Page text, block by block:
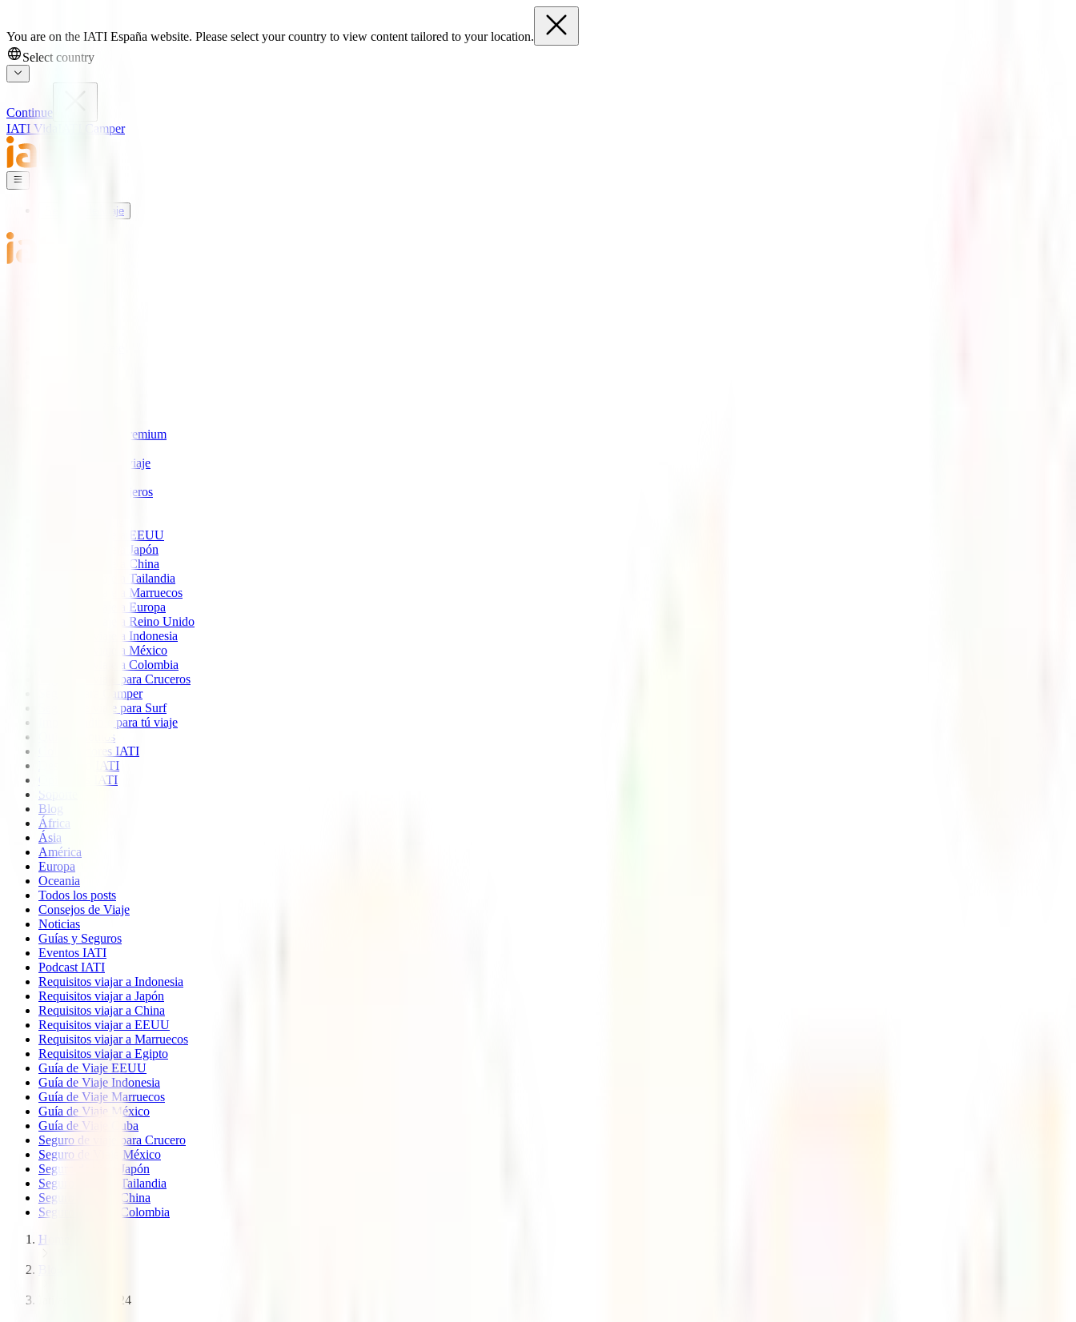
You are on the IATI España website. Please select your country to view content tailored to your location.
Select country
Continue
IATI Vida
IATI Camper
Seguros de Viaje
IATI Anulación Premium
IATI Anual Multiviaje
IATI Grandes Viajeros
Seguro de viaje a EEUU
Seguro de viaje a Japón
Seguro de viaje a China
Seguro de viaje a Tailandia
Seguro de viaje a Marruecos
Seguro de viaje a Europa
Seguro de viaje a Reino Unido
Seguro de viaje a Indonesia
Seguro de viaje a México
Seguro de viaje a Colombia
Seguro de viaje para Cruceros
Seguro para Camper
Seguro de viaje para Surf
Imprescindible para tú viaje
Quiénes somos
Colaboradores IATI
Descuento IATI
Opiniones IATI
Soporte
Blog
África
Ásia
América
Europa
Oceania
Todos los posts
Consejos de Viaje
Noticias
Guías y Seguros
Eventos IATI
Podcast IATI
Requisitos viajar a Indonesia
Requisitos viajar a Japón
Requisitos viajar a China
Requisitos viajar a EEUU
Requisitos viajar a Marruecos
Requisitos viajar a Egipto
Guía de Viaje EEUU
Guía de Viaje Indonesia
Guía de Viaje Marruecos
Guía de Viaje México
Guía de Viaje Cuba
Seguro de viaje para Crucero
Seguro de Viaje México
Seguro de viaje Japón
Seguro de viaje Tailandia
Seguro de viaje China
Seguro de viaje Colombia
Home
Iati academy 2024